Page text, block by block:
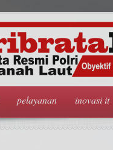
pelayanan inovasi it